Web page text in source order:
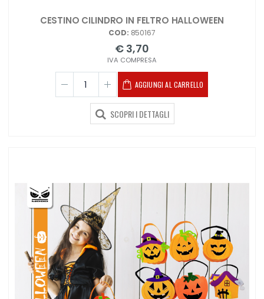
CESTINO CILINDRO IN FELTRO HALLOWEEN
COD: 850167
€ 3,70
IVA COMPRESA
AGGIUNGI AL CARRELLO
SCOPRI I DETTAGLI